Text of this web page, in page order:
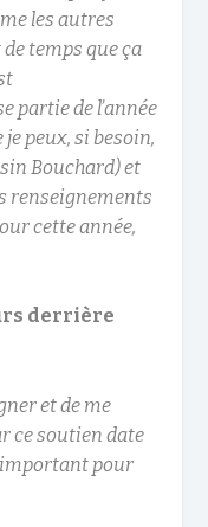
les autres
temps que ça
partie de l’année
peux, si besoin,
Bouchard) et
renseignements
cette année,
derrière
et de me
ce soutien date
important pour